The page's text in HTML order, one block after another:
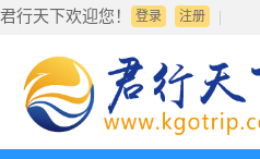
君行天下欢迎您！ 登录 |
注册